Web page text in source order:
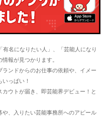
名になりたい人」、「芸能人になり
報が見つかります。
ンドからのお仕事の依頼や、イメー
っぱい！
ウトが届き、即芸能界デビュー！と
、入りたい芸能事務所へのアピール